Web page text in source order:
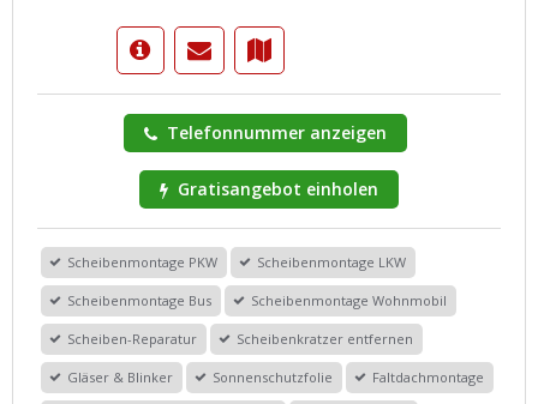
Telefonnummer anzeigen
Gratisangebot einholen
Scheibenmontage PKW Scheibenmontage LKW
Scheibenmontage Bus Scheibenmontage Wohnmobil
Scheiben-Reparatur Scheibenkratzer entfernen
Gläser & Blinker Sonnenschutzfolie Faltdachmontage